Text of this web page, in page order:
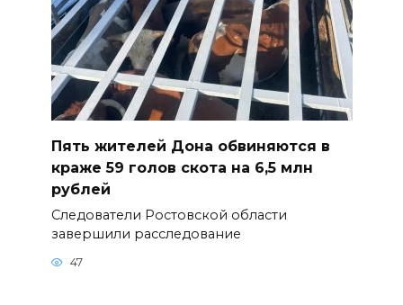
Пять жителей Дона обвиняются в
краже 59 голов скота на 6,5 млн
рублей
Следователи Ростовской области
завершили расследование
47